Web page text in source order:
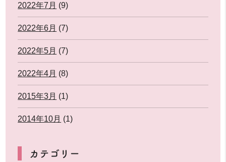
2022年7月 (9)
2022年6月 (7)
2022年5月 (7)
2022年4月 (8)
2015年3月 (1)
2014年10月 (1)
カテゴリー